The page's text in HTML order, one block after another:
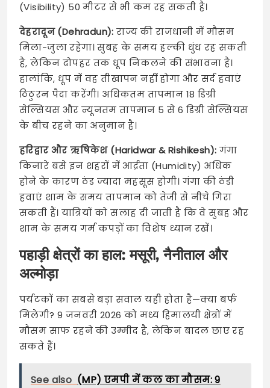
(Visibility) 50 मीटर से भी कम रह सकती है।
देहरादून (Dehradun): राज्य की राजधानी में मौसम
मिला-जुला रहेगा। सुबह के समय हल्की धुंध रह सकती
है, लेकिन दोपहर तक धूप निकलने की संभावना है।
हालांकि, धूप में वह तीखापन नहीं होगा और सर्द हवाएं
ठिठुरन पैदा करेंगी। अधिकतम तापमान 18 डिग्री
सेल्सियस और न्यूनतम तापमान 5 से 6 डिग्री सेल्सियस
के बीच रहने का अनुमान है।
हरिद्वार और ऋषिकेश (Haridwar & Rishikesh): गंगा
किनारे बसे इन शहरों में आर्द्रता (Humidity) अधिक
होने के कारण ठंड ज्यादा महसूस होगी। गंगा की ठंडी
हवाएं शाम के समय तापमान को तेजी से नीचे गिरा
सकती हैं। यात्रियों को सलाह दी जाती है कि वे सुबह और
शाम के समय गर्म कपड़ों का विशेष ध्यान रखें।
पहाड़ी क्षेत्रों का हाल: मसूरी, नैनीताल और
अल्मोड़ा
पर्यटकों का सबसे बड़ा सवाल यही होता है—क्या बर्फ
मिलेगी? 9 जनवरी 2026 को मध्य हिमालयी क्षेत्रों में
मौसम साफ रहने की उम्मीद है, लेकिन बादल छाए रह
सकते हैं।
See also (MP) एमपी में कल का मौसम: 9